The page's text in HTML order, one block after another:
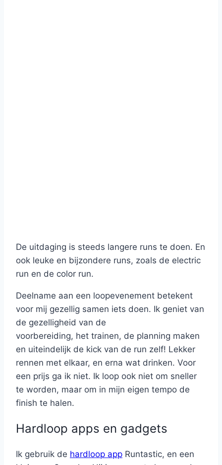
De uitdaging is steeds langere runs te doen. En
ook leuke en bijzondere runs, zoals de electric
run en de color run.
Deelname aan een loopevenement betekent
voor mij gezellig samen iets doen. Ik geniet van
de gezelligheid van de
voorbereiding, het trainen, de planning maken
en uiteindelijk de kick van de run zelf! Lekker
rennen met elkaar, en erna wat drinken. Voor
een prijs ga ik niet. Ik loop ook niet om sneller
te worden, maar om in mijn eigen tempo de
finish te halen.
Hardloop apps en gadgets
Ik gebruik de hardloop app Runtastic, en een